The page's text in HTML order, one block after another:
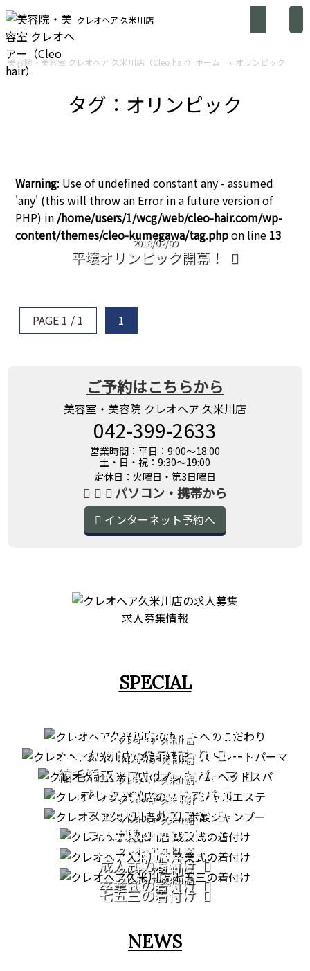
クレオヘア 久米川店
美容院・美容室 クレオヘア 久米川店（Cleo hair）ホーム » オリンピック
タグ：オリンピック
Warning: Use of undefined constant any - assumed
'any' (this will throw an Error in a future version of
PHP) in /home/users/1/wcg/web/cleo-hair.com/wp-
content/themes/cleo-kumegawa/tag.phpon line 13
2018/02/09
平壌オリンピック開幕！
PAGE 1 / 1 1
ご予約はこちらから
美容室・美容院 クレオヘア 久米川店
042-399-2633
営業時間：平日：9:00～18:00
土・日・祝：9:30～19:00
定休日：火曜日・第3日曜日
パソコン・携帯から
インターネット予約へ
求人募集情報
SPECIAL
クレオヘア 久米川店
カットへのこだわり
STRAIGHT PERM
クレオヘア 久米川店
縮毛矯正・ストレートパーマ
PREMIUM HEAD SPA
クレオヘア 久米川店
プレミアムヘッドスパ
FACIAL CARE
クレオヘア 久米川店
フェイシャルエステ
PATORA SERIES
クレオヘア 久米川店
フルボ酸シャンプー
COMING OF AGE
CEREMONY
クレオヘア 久米川店
成人式の着付け
GRADUATION
CEREMONY
クレオヘア 久米川店
卒業式の着付け
753
クレオヘア 久米川店
七五三の着付け
NEWS